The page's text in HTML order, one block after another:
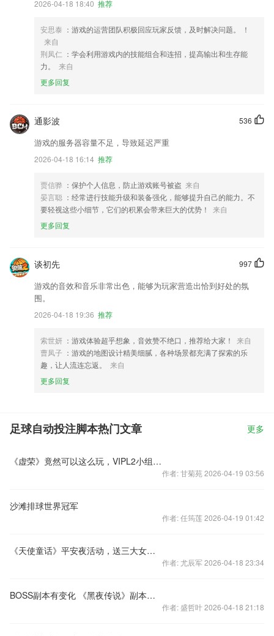
2026-04-18 18:40 推荐
安思泰 ：游戏的运营团队积极回应玩家反馈，及时解决问题。 ！
来自
荆凤仁 ：学会利用游戏内的技能组合和连招，提高输出和生存能
力。
来自
更多回复
536
通影波
游戏的服务器容量不足，导致延迟严重
2026-04-18 16:14 推荐
贾信骅 ：保护个人信息，防止游戏账号被盗 来自
晏言聪 ：经常进行技能升级和装备强化，能够提升自己的能力。不
要轻视这些小细节，它们的积累会带来巨大的优势！
来自
更多回复
997
谈初先
游戏的音效和音乐非常出色，能够为玩家营造出恰到好处的氛
围。
2026-04-18 19:36 推荐
索世妍 ：游戏体验超乎想象，音效赞不绝口，推荐给大家！
来自
曹凤子 ：游戏的地图设计精美细腻，各种场景都充满了探索的乐
趣，让人流连忘返。
来自
更多回复
足球自动投注脚本热门文章 更多
《虚荣》竟然可以这么玩，VIPL2小组赛精彩回顾！
作者: 甘菊苑 2026-04-19 03:56
沙滩排球世界冠军
作者: 任筠莲 2026-04-19 01:42
《天使童话》平安夜活动，送三大女神陪你过平安夜
作者: 尤辰军 2026-04-18 23:34
BOSS副本有变化 《黑夜传说》副本新产出
作者: 盛哲叶 2026-04-18 21:18